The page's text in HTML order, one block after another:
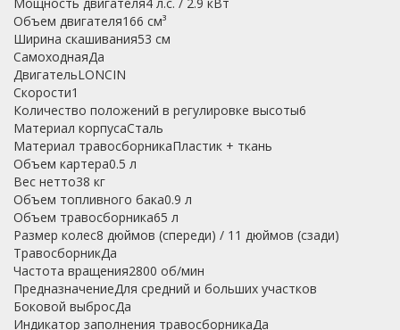
Объем двигателя166 см³
Ширина скашивания53 см
СамоходнаяДа
ДвигательLONCIN
Скорости1
Количество положений в регулировке высоты6
Материал корпусаСталь
Материал травосборникаПластик + ткань
Объем картера0.5 л
Вес нетто38 кг
Объем топливного бака0.9 л
Объем травосборника65 л
Размер колес8 дюймов (спереди) / 11 дюймов (сзади)
ТравосборникДа
Частота вращения2800 об/мин
ПредназначениеДля средний и больших участков
Боковой выбросДа
Индикатор заполнения травосборникаДа